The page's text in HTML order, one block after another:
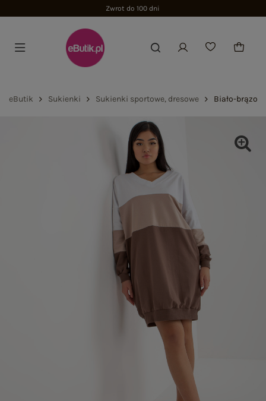
Zwrot do 100 dni
eButik Sukienki Sukienki sportowe, dresowe Biało-